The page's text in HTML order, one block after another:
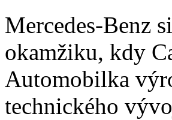
Mercedes-Benz
okamžiku, kdy
Automobilka
technického